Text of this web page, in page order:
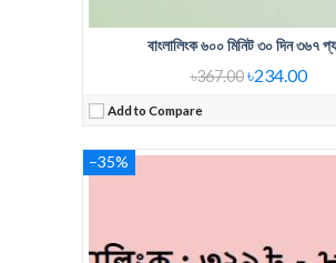
বাংলালিংক ৬০০ মিনিট ৩০ দিন ৩৬৭
৳367.00৳234.00
Add to Compare
–35%
Regular Price: